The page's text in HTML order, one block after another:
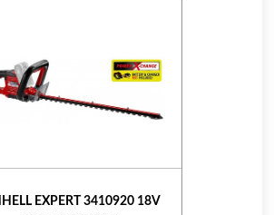
EXPERT 3410920 18V